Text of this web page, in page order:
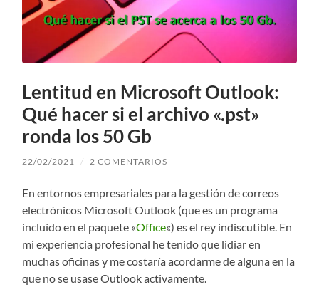
Lentitud en Microsoft Outlook:
Qué hacer si el archivo «.pst»
ronda los 50 Gb
22/02/2021 / 2 COMENTARIOS
En entornos empresariales para la gestión de correos
electrónicos Microsoft Outlook (que es un programa
incluído en el paquete «Office«) es el rey indiscutible. En
mi experiencia profesional he tenido que lidiar en
muchas oficinas y me costaría acordarme de alguna en la
que no se usase Outlook activamente.